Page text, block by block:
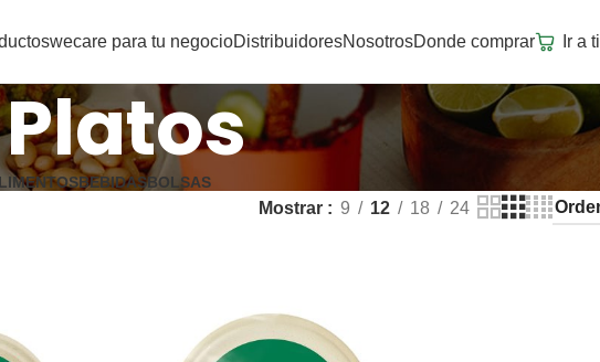
wecare para tu negocioDistribuidoresNosotrosDonde comprar Ir a
Platos
BEBIDASBOLSAS
Mostrar 9 12 18 24